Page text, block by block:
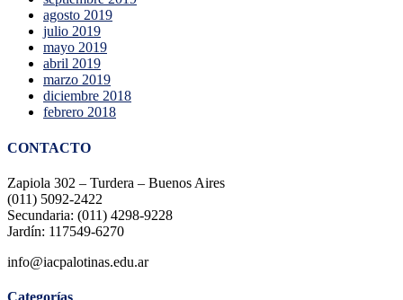
agosto 2019
julio 2019
mayo 2019
abril 2019
marzo 2019
diciembre 2018
febrero 2018
CONTACTO
Zapiola 302 – Turdera – Buenos Aires
(011) 5092-2422
Secundaria: (011) 4298-9228
Jardín: 117549-6270
info@iacpalotinas.edu.ar
Categorías